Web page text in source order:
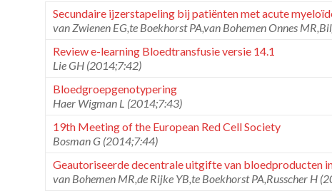
Secundaire ijzerstapeling bij patiënten met acute
van Zwienen EG,te Boekhorst PA,van Bohemen Onnes
Review e-learning Bloedtransfusie versie 14.1
Lie GH (2014;7:42)
Bloedgroepgenotypering
Haer Wigman L (2014;7:43)
19th Meeting of the European Red Cell Society
Bosman G (2014;7:44)
Geautoriseerde decentrale uitgifte van bloedproducten
van Bohemen MR,de Rijke YB,te Boekhorst PA,Russcher H